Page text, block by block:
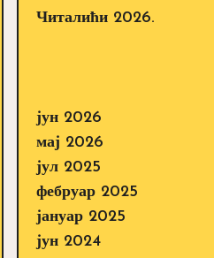
Читалићи 2026.
јун 2026
мај 2026
јул 2025
фебруар 2025
јануар 2025
јун 2024